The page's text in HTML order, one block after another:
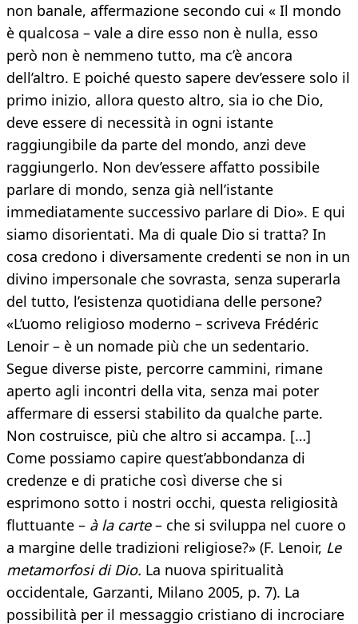
non banale, affermazione secondo cui « Il mondo
è qualcosa – vale a dire esso non è nulla, esso
però non è nemmeno tutto, ma c’è ancora
dell’altro. E poiché questo sapere dev’essere solo il
primo inizio, allora questo altro, sia io che Dio,
deve essere di necessità in ogni istante
raggiungibile da parte del mondo, anzi deve
raggiungerlo. Non dev’essere affatto possibile
parlare di mondo, senza già nell’istante
immediatamente successivo parlare di Dio». E qui
siamo disorientati. Ma di quale Dio si tratta? In
cosa credono i diversamente credenti se non in un
divino impersonale che sovrasta, senza superarla
del tutto, l’esistenza quotidiana delle persone?
«L’uomo religioso moderno – scriveva Frédéric
Lenoir – è un nomade più che un sedentario.
Segue diverse piste, percorre cammini, rimane
aperto agli incontri della vita, senza mai poter
affermare di essersi stabilito da qualche parte.
Non costruisce, più che altro si accampa. […]
Come possiamo capire quest’abbondanza di
credenze e di pratiche così diverse che si
esprimono sotto i nostri occhi, questa religiosità
fluttuante – à la carte– che si sviluppa nel cuore o
a margine delle tradizioni religiose?» (F. Lenoir, Le
metamorfosi di Dio. La nuova spiritualità
occidentale, Garzanti, Milano 2005, p. 7). La
possibilità per il messaggio cristiano di incrociare